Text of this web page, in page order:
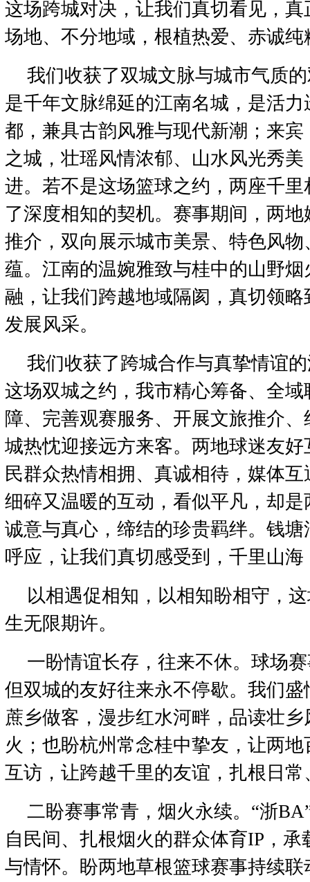
这场跨城对决，让我们真切看见，
场地、不分地域，根植热爱、赤诚纯
我们收获了双城文脉与城市气质
是千年文脉绵延的江南名城，是活
都，兼具古韵风雅与现代新潮；来
之城，壮瑶风情浓郁、山水风光秀
进。若不是这场篮球之约，两座千
了深度相知的契机。赛事期间，两
推介，双向展示城市美景、特色风
蕴。江南的温婉雅致与桂中的山野
融，让我们跨越地域隔阂，真切领
发展风采。
我们收获了跨城合作与真挚情谊
这场双城之约，我市精心筹备、全
障、完善观赛服务、开展文旅推介
城热忱迎接远方来客。两地球迷友
民群众热情相拥、真诚相待，媒体
细碎又温暖的互动，看似平凡，却
诚意与真心，缔结的珍贵羁绊。钱
呼应，让我们真切感受到，千里山
以相遇促相知，以相知盼相守，
生无限期许。
一盼情谊长存，往来不休。球场
但双城的友好往来永不停歇。我们
蔗乡做客，漫步红水河畔，品读壮
火；也盼杭州常念桂中挚友，让两
互访，让跨越千里的友谊，扎根日
二盼赛事常青，烟火永续。“浙
自民间、扎根烟火的群众体育IP，
与情怀。盼两地草根篮球赛事持续